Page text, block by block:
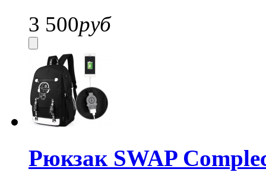
3 500руб
Рюкзак SWAP